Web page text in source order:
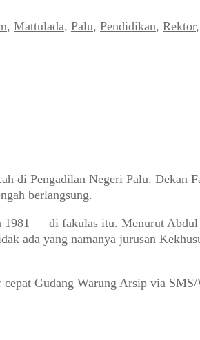
, Mattulada, Palu, Pendidikan, Rektor,
di Pengadilan Negeri Palu. Dekan
berlangsung.
— di fakulas itu. Menurut
ada yang namanya jurusan
Gudang Warung Arsip via